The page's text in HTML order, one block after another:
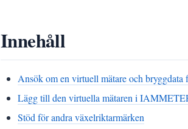
Innehåll
Ansök om en virtuell mätare och bryggdata
Lägg till den virtuella mätaren i
Stöd för andra växelriktarmärken